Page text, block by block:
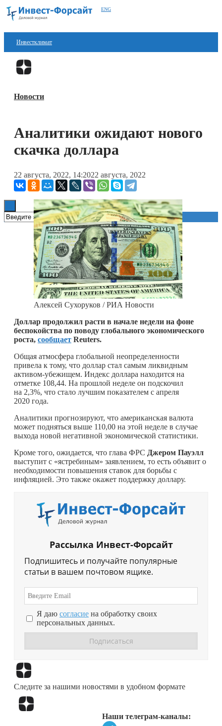
ENG
Инвестклимат
Финансы
Блокчейн
Книги
Новости
Аналитики ожидают нового
скачка доллара
22 августа, 2022, 14:2022 августа, 2022
Алексей Сухоруков / РИА Новости
Доллар продолжил расти в начале недели на фоне
беспокойства по поводу глобального экономического
роста, сообщает Reuters.
Общая атмосфера глобальной неопределенности
привела к тому, что доллар стал самым ликвидным
активом-убежищем. Индекс доллара находится на
отметке 108,44. На прошлой неделе он подскочил
на 2,3%, что стало лучшим показателем с апреля
2020 года.
Аналитики прогнозируют, что американская валюта
может подняться выше 110,00 на этой неделе в случае
выхода новой негативной экономической статистики.
Кроме того, ожидается, что глава ФРС Джером Пауэлл
выступит с «ястребиным» заявлением, то есть объявит о
необходимости повышения ставок для борьбы с
инфляцией. Это также окажет поддержку доллару.
Рассылка Инвест-Форсайт
Подпишитесь и получайте популярные
статьи в вашем почтовом ящике.
Я даю согласие на обработку своих
персональных данных.
Следите за нашими новостями в удобном формате
Наши телеграм-каналы: